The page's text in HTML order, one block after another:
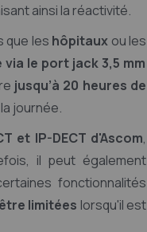
ainsi la réactivité.
que les hôpitaux ou les
le port jack 3,5 mm
jusqu’à 20 heures de
journée.
et IP-DECT d'Ascom,
il peut également
fonctionnalités
limitées lorsqu'il est